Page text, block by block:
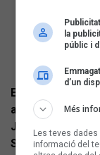
El darrer disc
anhel'... Com el
J.V:
És un disc
S:
...i més críptic
la
públic i
d’un
Més
Les teves
informació del